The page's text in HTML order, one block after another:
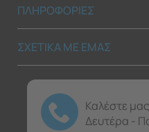
ΠΛΗΡΟΦΟΡΙΕΣ
ΣΧΕΤΙΚΑ ΜΕ ΕΜΑΣ
Καλέστε
Δευτέρα -